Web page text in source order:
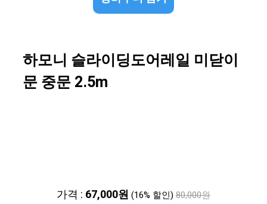
하모니 슬라이딩도어레일 미닫이
문 중문 2.5m
가격 : 67,000원 (16% 할인) 80,000원